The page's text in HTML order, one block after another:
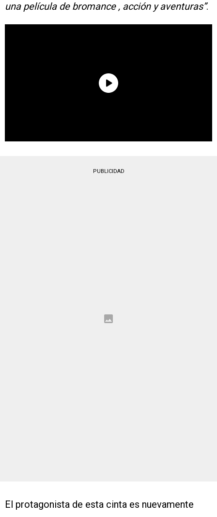
una película de bromance , acción y aventuras”.
PUBLICIDAD
El protagonista de esta cinta es nuevamente